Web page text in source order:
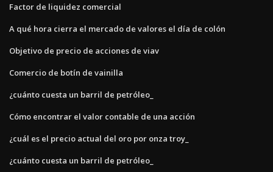
Factor de liquidez comercial
A qué hora cierra el mercado de valores el día de colón
Objetivo de precio de acciones de viav
Comercio de botín de vainilla
¿cuánto cuesta un barril de petróleo_
Cómo encontrar el valor contable de una acción
¿cuál es el precio actual del oro por onza troy_
¿cuánto cuesta un barril de petróleo_